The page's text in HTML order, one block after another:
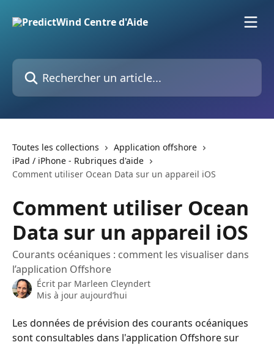
Rechercher un article...
Toutes les collections
Application offshore
iPad / iPhone - Rubriques d'aide
Comment utiliser Ocean Data sur un appareil iOS
Comment utiliser Ocean
Data sur un appareil iOS
Courants océaniques : comment les visualiser dans
l’application Offshore
Écrit par Marleen Cleyndert
Mis à jour aujourd’hui
Les données de prévision des courants océaniques
sont consultables dans l'application Offshore sur